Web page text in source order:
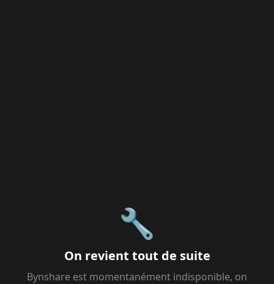
🔧
On revient tout de suite
Bynshare est momentanément indisponible, on